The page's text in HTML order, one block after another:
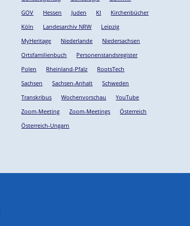
GOV
Hessen Juden KI
Kirchenbücher
Köln
Landesarchiv NRW
Leipzig
MyHeritage
Niederlande
Niedersachsen
Ortsfamilienbuch
Personenstandsregister
Polen
Rheinland-Pfalz
RootsTech
Sachsen
Sachsen-Anhalt
Schweden
Transkribus
Wochenvorschau
YouTube
Zoom-Meeting
Zoom-Meetings
Österreich
Österreich-Ungarn